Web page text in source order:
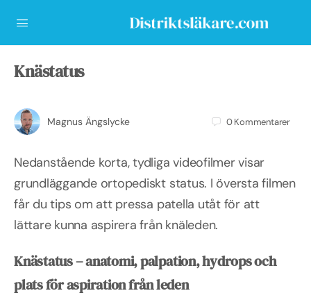
Knästatus
Magnus Ängslycke 0Kommentarer
Nedanstående korta, tydliga videofilmer visar
grundläggande ortopediskt status. I översta filmen
får du tips om att pressa patella utåt för att
lättare kunna aspirera från knäleden.
Knästatus – anatomi, palpation, hydrops och
plats för aspiration från leden